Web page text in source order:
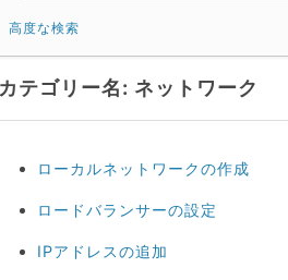
高度な検索
カテゴリー名: ネットワーク
ローカルネットワークの作成
ロードバランサーの設定
IPアドレスの追加